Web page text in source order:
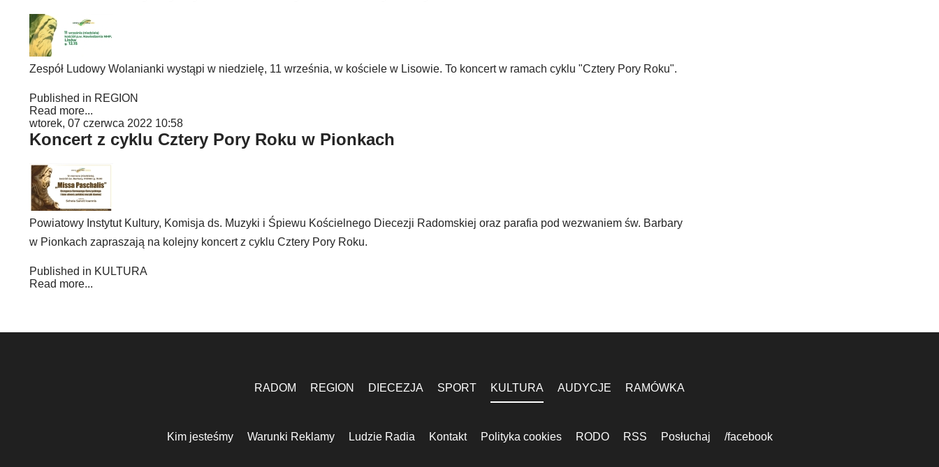
Zespół Ludowy Wolanianki wystąpi w niedzielę, 11 września, w kościele w Lisowie. To koncert w ramach cyklu "Cztery Pory Roku".
Published in REGION
Read more...
wtorek, 07 czerwca 2022 10:58
Koncert z cyklu Cztery Pory Roku w Pionkach
Powiatowy Instytut Kultury, Komisja ds. Muzyki i Śpiewu Kościelnego Diecezji Radomskiej oraz parafia pod wezwaniem św. Barbary
w Pionkach zapraszają na kolejny koncert z cyklu Cztery Pory Roku.
Published in KULTURA
Read more...
RADOM REGION DIECEZJA SPORT KULTURA AUDYCJE RAMÓWKA
Kim jesteśmy Warunki Reklamy Ludzie Radia Kontakt Polityka cookies RODO RSS Posłuchaj /facebook